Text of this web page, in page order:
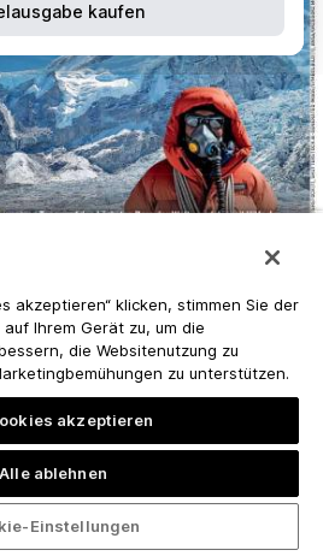
kaufen
akzeptieren“ klicken, stimmen Sie der
Ihrem Gerät zu, um die
die Websitenutzung zu
zu unterstützen.
akzeptieren
Alle ablehnen
Einstellungen